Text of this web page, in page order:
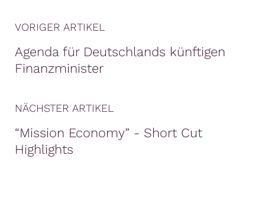
VORIGER ARTIKEL
Agenda für Deutschlands künftigen
Finanzminister
NÄCHSTER ARTIKEL
“Mission Economy” - Short Cut
Highlights